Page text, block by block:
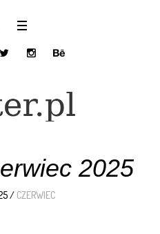
2025
/ CZERWIEC